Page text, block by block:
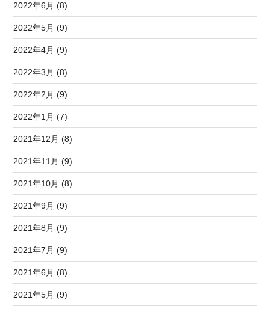
2022年6月 (8)
2022年5月 (9)
2022年4月 (9)
2022年3月 (8)
2022年2月 (9)
2022年1月 (7)
2021年12月 (8)
2021年11月 (9)
2021年10月 (8)
2021年9月 (9)
2021年8月 (9)
2021年7月 (9)
2021年6月 (8)
2021年5月 (9)